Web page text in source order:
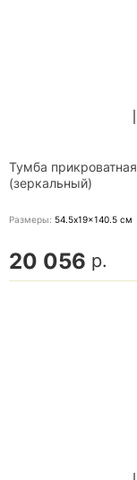
Тумба прикроватная
(зеркальный)
Размеры: 54.5x19x140.5 см
20 056 р.